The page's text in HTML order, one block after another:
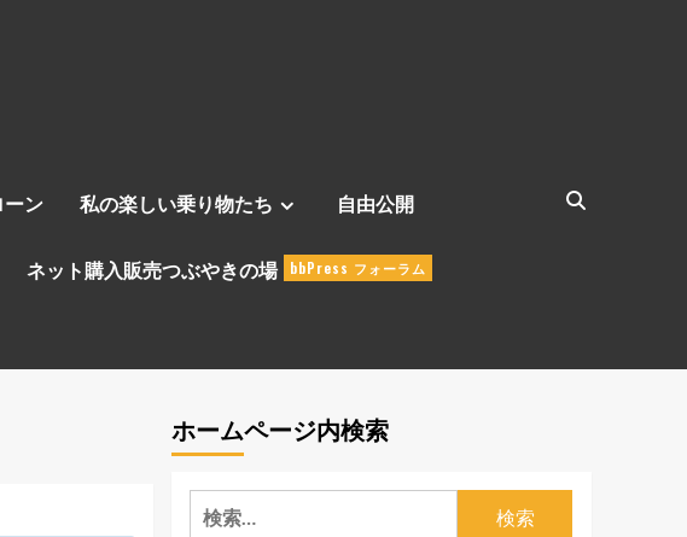
ーン 私の楽しい乗り物たち 自由公開
ネット購入販売つぶやきの場 bbPress フォーラム
ホームページ内検索
検